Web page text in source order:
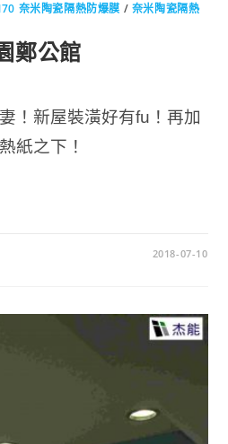
奈米陶瓷隔熱防爆膜 / 奈米陶瓷隔熱
鄭公館
！新屋裝潢好有fu！再加
紙之下！
2018-07-10